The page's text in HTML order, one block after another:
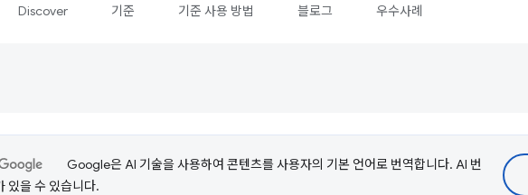
Discover 기준 기준 사용 방법 블로그 우수사례
Google은 AI 기술을 사용하여 콘텐츠를 사용자의 기본 언어로 번역합니다. AI 번
있을 수 있습니다.